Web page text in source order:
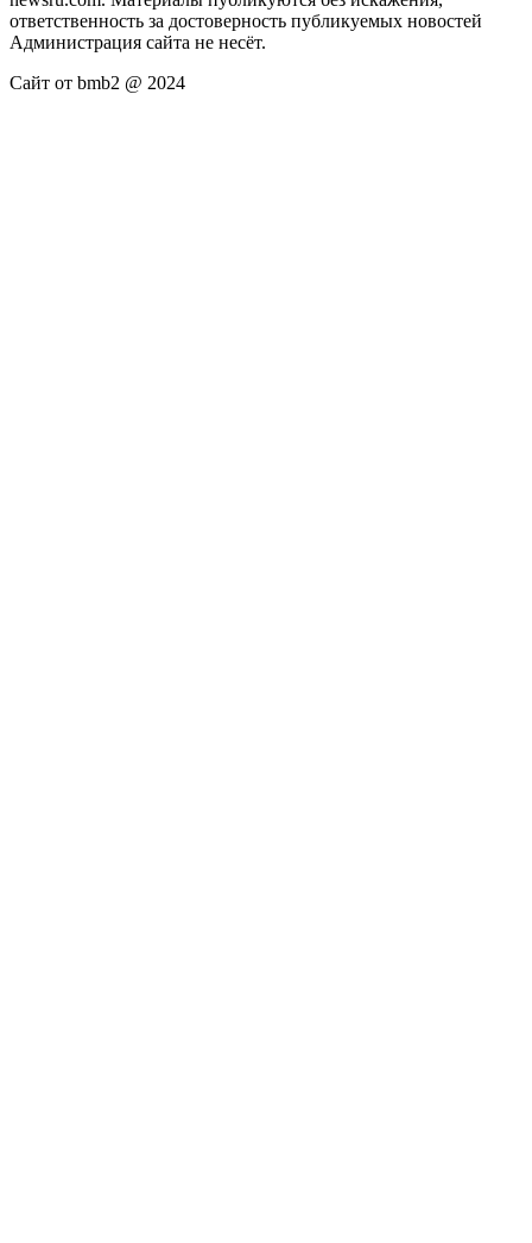
ответственность за достоверность публикуемых новостей
Администрация сайта не несёт.
Сайт от bmb2 @ 2024